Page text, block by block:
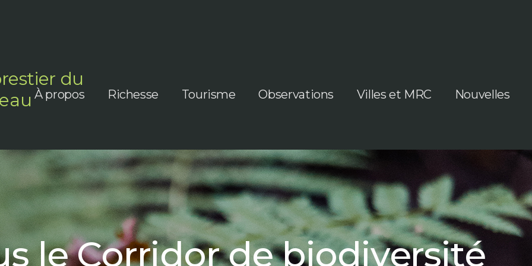
du
À propos Richesse Tourisme Observations Villes et MRC Nouvelles
le Corridor de biodiversité